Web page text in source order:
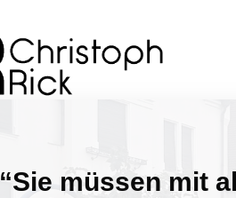
Rechtsgebiete
“Sie müssen mit